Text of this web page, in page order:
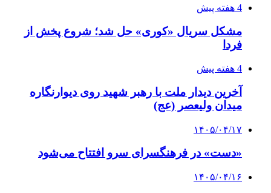
4 هفته پیش
مشکل سریال «کوری» حل شد؛ شروع پخش از
فردا
4 هفته پیش
آخرین دیدار ملت با رهبر شهید روی دیوارنگاره
میدان ولیعصر (عج)
۱۴۰۵/۰۴/۱۷
«دست» در فرهنگسرای سرو افتتاح می‌شود
۱۴۰۵/۰۴/۱۶